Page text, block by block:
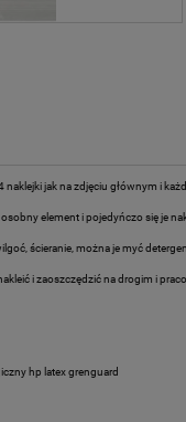
jak na zdjęciu głównym i
element i pojedyńczo się je
ścieranie, można je myć
i zaoszczędzić na drogim i
hp latex grenguard